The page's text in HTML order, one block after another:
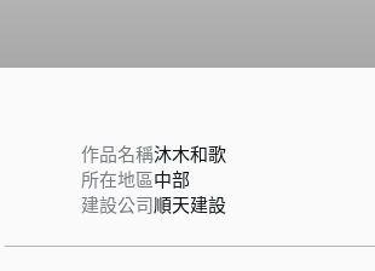
作品名稱沐木和歌
所在地區中部
建設公司 順天建設